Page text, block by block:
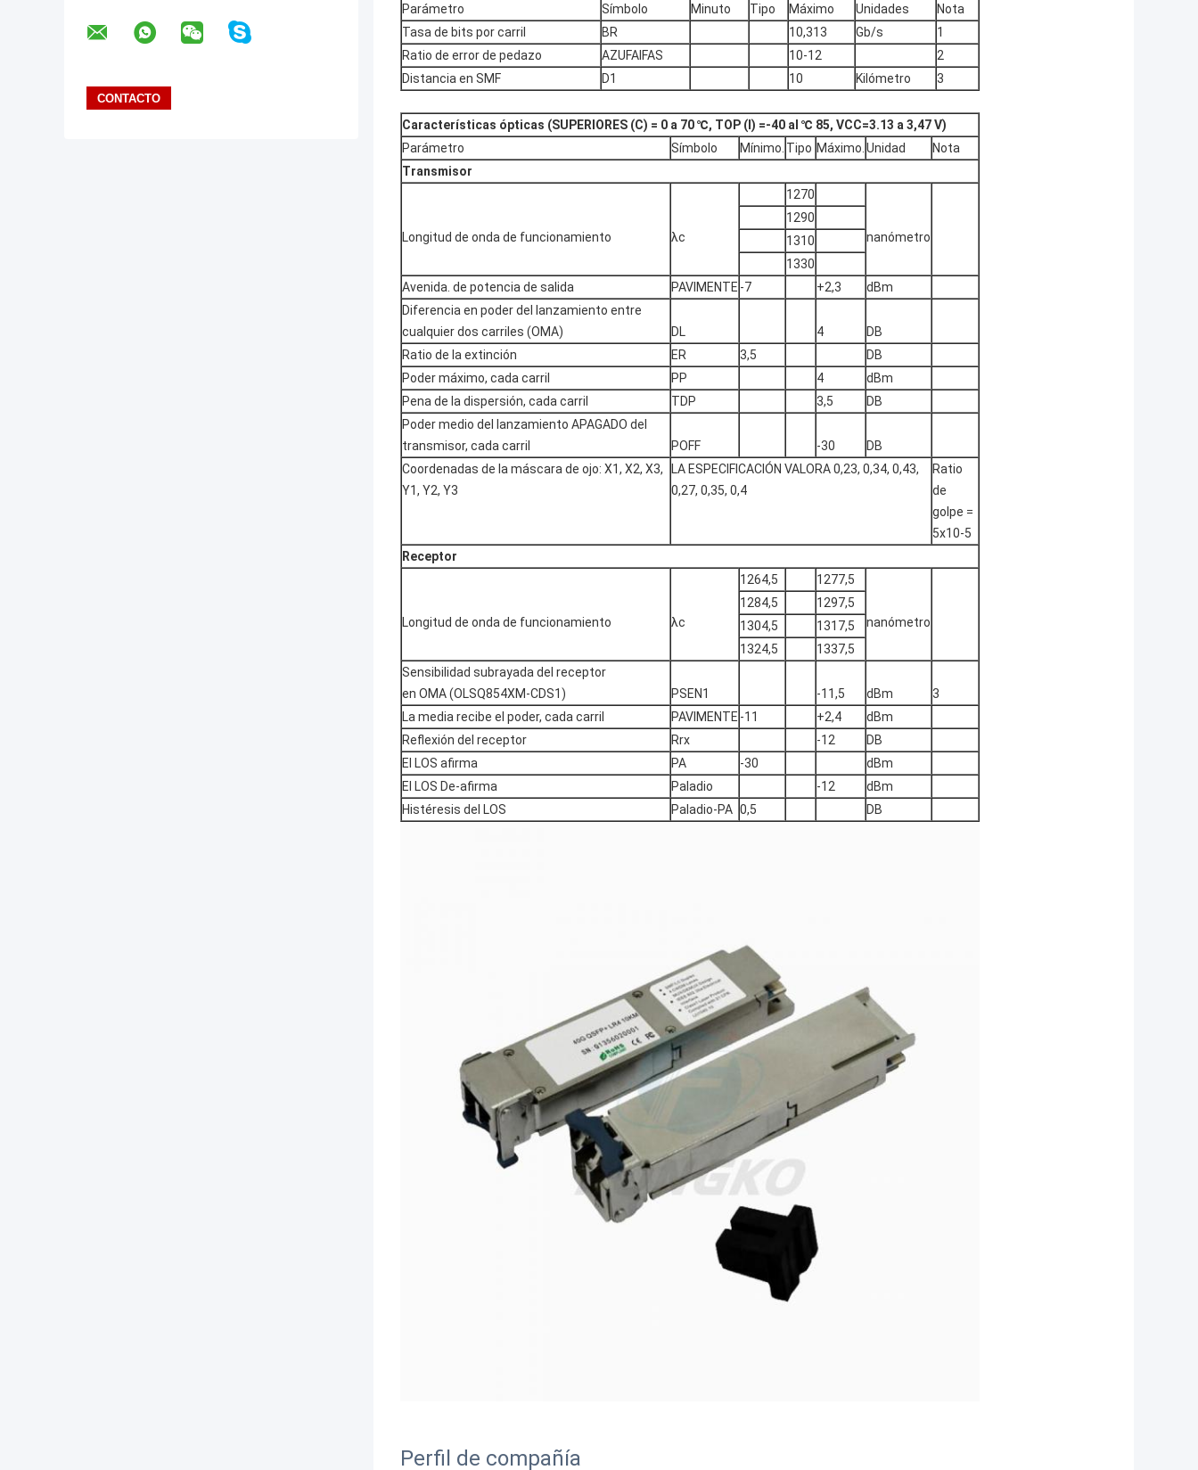
Parámetro Símbolo Minuto Tipo Máximo Unidades
Nota
Tasa de bits por carril
BR 10,313 Gb/s
1
Ratio de error de pedazo
AZUFAIFAS 10-12
2
Distancia en SMF
D1 10 Kilómetro 3
Características ópticas (SUPERIORES (C) = 0 a 70 ℃, TOP (I) =-40 al ℃ 85, VCC=3.13 a 3,47 V)
Parámetro
Símbolo Mínimo. Tipo Máximo.Unidad
Nota
Transmisor
Longitud de onda de funcionamiento λc
1270
nanómetro
1290
1310
1330
Avenida. de potencia de salida
PAVIMENTE -7 +2,3
dBm
Diferencia en poder del lanzamiento entre
cualquier dos carriles (OMA)
DL 4
DB
Ratio de la extinción
ER 3,5
DB
Poder máximo, cada carril
PP 4
dBm
Pena de la dispersión, cada carril
TDP 3,5
DB
Poder medio del lanzamiento APAGADO del
transmisor, cada carril
POFF -30
DB
Coordenadas de la máscara de ojo: X1, X2, X3,
Y1, Y2, Y3
LA ESPECIFICACIÓN VALORA 0,23, 0,34, 0,43,
0,27, 0,35, 0,4
Ratio
de
golpe =
5x10-5
Receptor
Longitud de onda de funcionamiento λc
1264,5 1277,5
nanómetro
1284,5
1297,5
1304,5
1317,5
1324,5
1337,5
Sensibilidad subrayada del receptor
en OMA (OLSQ854XM-CDS1)
PSEN1 -11,5 dBm
3
La media recibe el poder, cada carril
PAVIMENTE -11 +2,4
dBm
Reflexión del receptor
Rrx -12
DB
El LOS afirma
PA -30
dBm
El LOS De-afirma
Paladio -12
dBm
Histéresis del LOS
Paladio-PA 0,5 DB
Perfil de compañía